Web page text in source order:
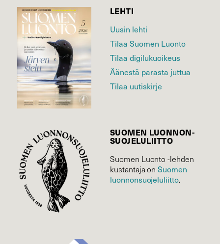
LEHTI
Uusin lehti
Tilaa Suomen Luonto
Tilaa digilukuoikeus
Äänestä parasta juttua
Tilaa uutiskirje
SUOMEN LUONNON­
SUOJELU­LIITTO
Suomen Luonto -lehden
kustantaja onSuomen
luonnonsuojelu­liitto.